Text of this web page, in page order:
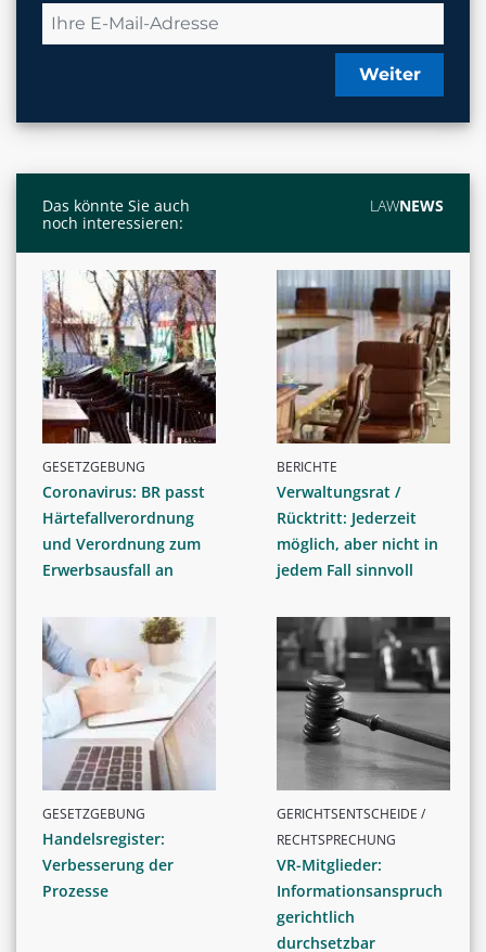
Weiter
Das könnte Sie auch
noch interessieren:
LAWNEWS
GESETZGEBUNG
Coronavirus: BR passt
Härtefallverordnung
und Verordnung zum
Erwerbsausfall an
BERICHTE
Verwaltungsrat /
Rücktritt: Jederzeit
möglich, aber nicht in
jedem Fall sinnvoll
GESETZGEBUNG
Handelsregister:
Verbesserung der
Prozesse
GERICHTSENTSCHEIDE /
RECHTSPRECHUNG
VR-Mitglieder:
Informationsanspruch
gerichtlich
durchsetzbar